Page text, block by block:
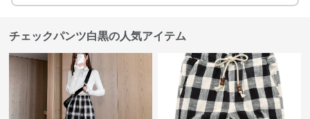
チェックパンツ白黒の人気アイテム